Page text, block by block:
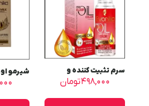
سرم تثبیت کننده و
محافظت کننده رنگ مو
۴۹۸,۰۰۰تومان
شیرمو
شیر
120 میلی لیتر